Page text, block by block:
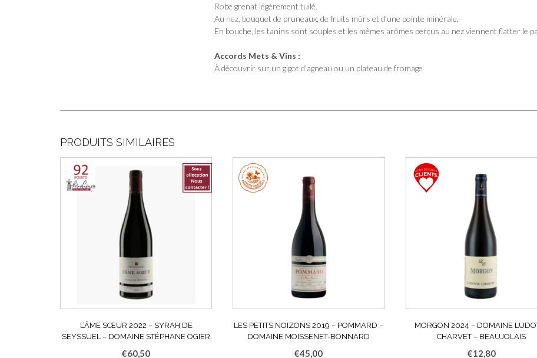
Robe grenat légèrement tuilé.
Au nez, bouquet de pruneaux, de fruits mûrs et d’une pointe minérale.
En bouche, les tanins sont souples et les mêmes arômes perçus au nez viennent flatter le
Accords Mets & Vins :
À découvrir sur un gigot d’agneau ou un plateau de fromage
PRODUITS SIMILAIRES
L’ÂME SŒUR 2022 – SYRAH DE
SEYSSUEL – DOMAINE STÉPHANE OGIER
€60,50
LES PETITS NOIZONS 2019 – POMMARD –
DOMAINE MOISSENET-BONNARD
€45,00
MORGON 2024 – DOMAINE
CHARVET – BEAUJOLAIS
€12,80